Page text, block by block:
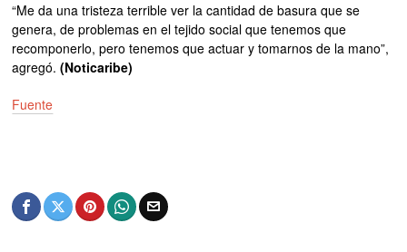
“Me da una tristeza terrible ver la cantidad de basura que se
genera, de problemas en el tejido social que tenemos que
recomponerlo, pero tenemos que actuar y tomarnos de la mano”,
agregó.(Noticaribe)
Fuente